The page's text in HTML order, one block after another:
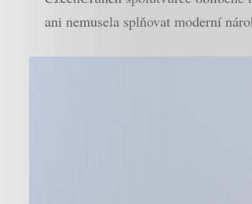
ani nemusela splňovat moderní